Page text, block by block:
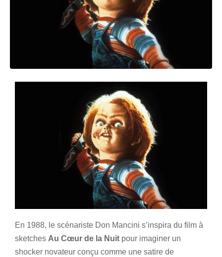
En 1988, le scénariste Don Mancini s’inspira du film à
sketches Au Cœur de la Nuit pour imaginer un
shocker novateur conçu comme une satire de